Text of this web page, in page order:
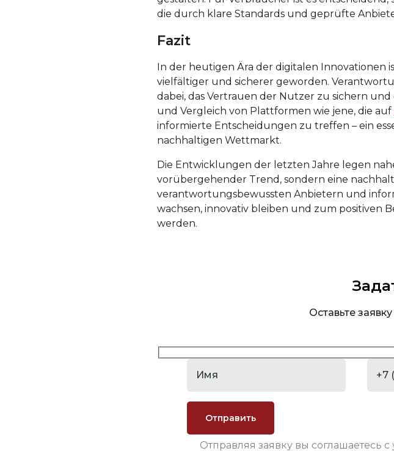
die durch klare Standards und geprüfte
Fazit
In der heutigen Ära der digitalen
vielfältiger und sicherer geworden.
dabei, das Vertrauen der Nutzer zu sichern
und Vergleich von Plattformen wie jene, die auf
informierte Entscheidungen zu treffen – ein
nachhaltigen Wettmarkt.
Die Entwicklungen der letzten Jahre legen
vorübergehender Trend, sondern eine
verantwortungsbewussten Anbietern und
wachsen, innovativ bleiben und zum positiven
werden.
Оставьте
Отправляя заявку вы соглашаетесь